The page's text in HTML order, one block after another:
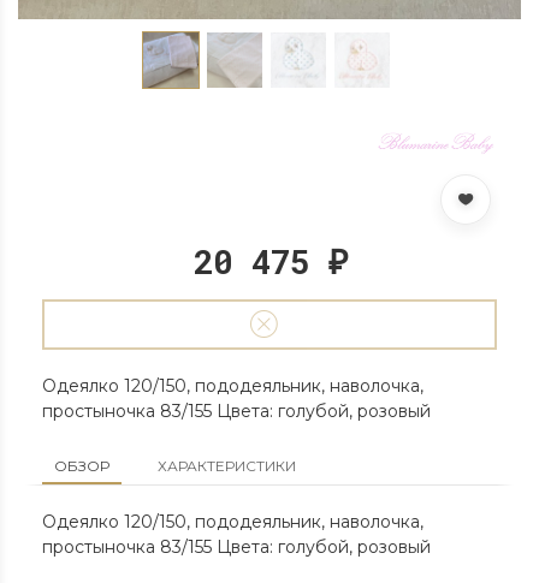
20 475 ₽
Одеялко 120/150, пододеяльник, наволочка,
простыночка 83/155 Цвета: голубой, розовый
ОБЗОР ХАРАКТЕРИСТИКИ
Одеялко 120/150, пододеяльник, наволочка,
простыночка 83/155 Цвета: голубой, розовый